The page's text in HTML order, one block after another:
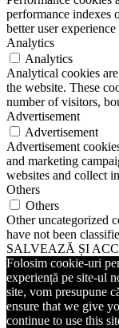
performance indexes
better user
Analytics
Analytics
Analytical cookies
the website. These
number of visitors,
Advertisement
Advertisement
Advertisement
and marketing
websites and collect
Others
Others
Other uncategorized
have not been
SALVEAZĂ ȘI
Folosim cookie-uri
experiență pe site-ul
site, vom presupune
ensure that we give
continue to use this